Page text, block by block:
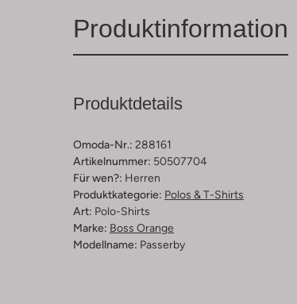
Produktinformation
Produktdetails
Omoda-Nr.: 288161
Artikelnummer: 50507704
Für wen?: Herren
Produktkategorie: Polos & T-Shirts
Art: Polo-Shirts
Marke: Boss Orange
Modellname: Passerby